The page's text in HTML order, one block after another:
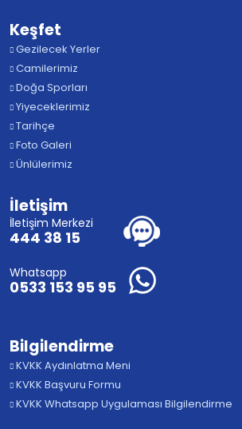
Keşfet
Gezilecek Yerler
Camilerimiz
Doğa Sporları
Yiyeceklerimiz
Tarihçe
Foto Galeri
Ünlülerimiz
İletişim
İletişim Merkezi
444 38 15
Whatsapp
0533 153 95 95
Bilgilendirme
KVKK Aydınlatma Meni
KVKK Başvuru Formu
KVKK Whatsapp Uygulaması Bilgilendirme